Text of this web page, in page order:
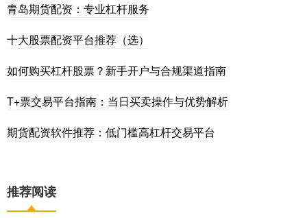
青岛期货配资：专业杠杆服务
十大股票配资平台推荐（选）
如何购买杠杆股票？新手开户与合规渠道指南
T+票交易平台指南：当日买卖操作与优势解析
期货配资软件推荐：低门槛高杠杆交易平台
推荐阅读